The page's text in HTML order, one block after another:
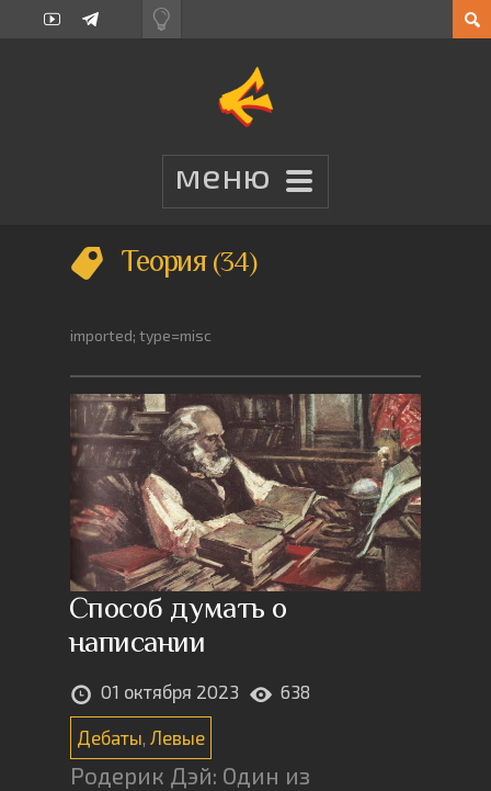
Теория 34
imported; type=misc
Способ думать о
написании
01 октября 2023 638
Дебаты Левые
Родерик Дэй: Один из